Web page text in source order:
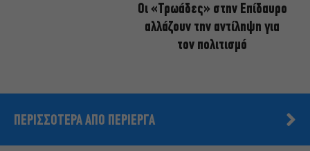
Οι «Τρωάδες» στην Επίδαυρο
αλλάζουν την αντίληψη για
τον πολιτισμό
ΠΕΡΙΣΣΟΤΕΡΑ ΑΠΟ ΠΕΡΙΕΡΓΑ